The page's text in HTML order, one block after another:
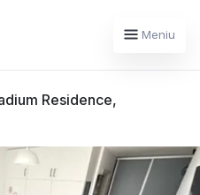
Meniu
Residence,